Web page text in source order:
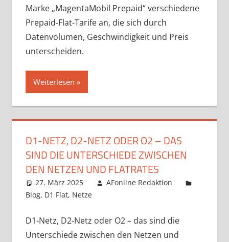
Marke „MagentaMobil Prepaid“ verschiedene
Prepaid-Flat-Tarife an, die sich durch
Datenvolumen, Geschwindigkeit und Preis
unterscheiden.
Weiterlesen
D1-NETZ, D2-NETZ ODER O2 – DAS
SIND DIE UNTERSCHIEDE ZWISCHEN
DEN NETZEN UND FLATRATES
27. März 2025
AFonline Redaktion
Blog, D1 Flat, Netze
D1-Netz, D2-Netz oder O2 – das sind die
Unterschiede zwischen den Netzen und